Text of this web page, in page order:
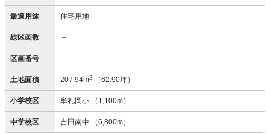
最適用途 住宅用地
総区画数 －
区画番号 －
土地面積 207.94m2 （62.90坪）
小学校区 牟礼岡小 （1,100m）
中学校区 吉田南中 （6,800m）